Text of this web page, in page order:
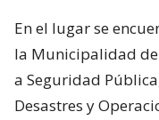
En el lugar se
la Municipalidad
a Seguridad
Desastres y